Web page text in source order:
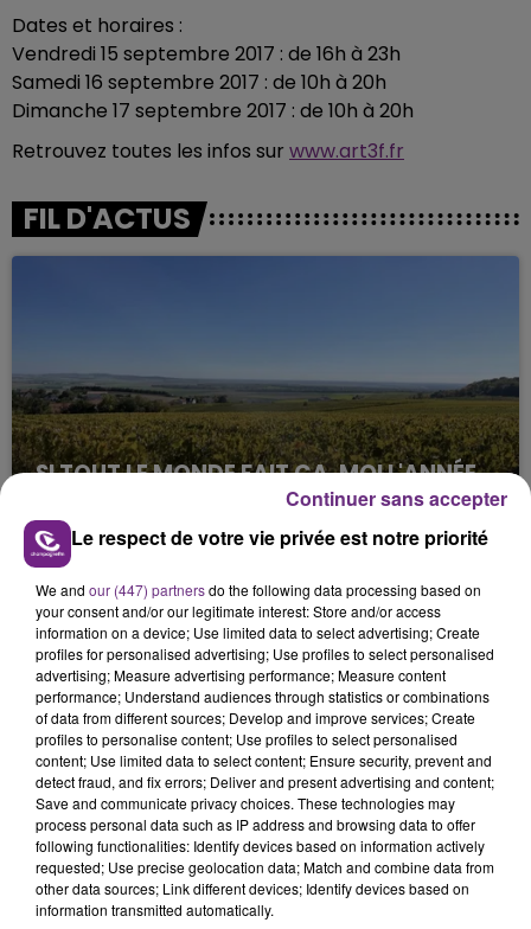
Dates et horaires :
Vendredi 15 septembre 2017 : de 16h à 23h
Samedi 16 septembre 2017 : de 10h à 20h
Dimanche 17 septembre 2017 : de 10h à 20h
Retrouvez toutes les infos sur www.art3f.fr
FIL D'ACTUS
SI TOUT LE MONDE FAIT ÇA, MOI L'ANNÉE
PROCHAINE JE VENDANGE EN...
La vendange en Champagne a débuté ce jeudi 6
août dans la commune de Montgueux (Aube). Du
jamais vu !
L'INSPECTION DU TRAVAIL RAPPELLE À
L'ORDRE SUR LES CONDITIONS DE...
Alors que les dates de début des vendange 2026
s'est avéré être plus précoce que prévu,
l'inspection du Travail en profite pour rappeler
les conditions de...
TITRES DIFFUSÉS
Le respect de votre vie privée est notre priorité
We and our (447) partnersdo the following data processing based on
your consent and/or our legitimate interest: Store and/or access
information on a device; Use limited data to select advertising; Create
profiles for personalised advertising; Use profiles to select personalised
advertising; Measure advertising performance; Measure content
performance; Understand audiences through statistics or combinations
of data from different sources; Develop and improve services; Create
profiles to personalise content; Use profiles to select personalised
content; Use limited data to select content; Ensure security, prevent and
detect fraud, and fix errors; Deliver and present advertising and content;
Save and communicate privacy choices. These technologies may
process personal data such as IP address and browsing data to offer
following functionalities: Identify devices based on information actively
requested; Use precise geolocation data; Match and combine data from
other data sources; Link different devices; Identify devices based on
information transmitted automatically.
Continuer sans accepter